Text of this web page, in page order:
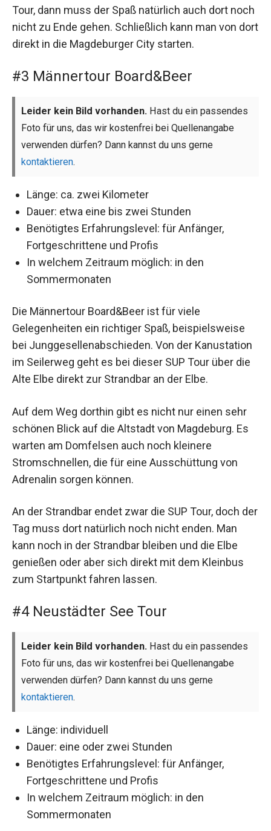
Tour, dann muss der Spaß natürlich auch dort noch
nicht zu Ende gehen. Schließlich kann man von dort
direkt in die Magdeburger City starten.
#3 Männertour Board&Beer
Leider kein Bild vorhanden. Hast du ein passendes
Foto für uns, das wir kostenfrei bei Quellenangabe
verwenden dürfen? Dann kannst du uns gerne
kontaktieren.
Länge: ca. zwei Kilometer
Dauer: etwa eine bis zwei Stunden
Benötigtes Erfahrungslevel: für Anfänger,
Fortgeschrittene und Profis
In welchem Zeitraum möglich: in den
Sommermonaten
Die Männertour Board&Beer ist für viele
Gelegenheiten ein richtiger Spaß, beispielsweise
bei Junggesellenabschieden. Von der Kanustation
im Seilerweg geht es bei dieser SUP Tour über die
Alte Elbe direkt zur Strandbar an der Elbe.
Auf dem Weg dorthin gibt es nicht nur einen sehr
schönen Blick auf die Altstadt von Magdeburg. Es
warten am Domfelsen auch noch kleinere
Stromschnellen, die für eine Ausschüttung von
Adrenalin sorgen können.
An der Strandbar endet zwar die SUP Tour, doch der
Tag muss dort natürlich noch nicht enden. Man
kann noch in der Strandbar bleiben und die Elbe
genießen oder aber sich direkt mit dem Kleinbus
zum Startpunkt fahren lassen.
#4 Neustädter See Tour
Leider kein Bild vorhanden. Hast du ein passendes
Foto für uns, das wir kostenfrei bei Quellenangabe
verwenden dürfen? Dann kannst du uns gerne
kontaktieren.
Länge: individuell
Dauer: eine oder zwei Stunden
Benötigtes Erfahrungslevel: für Anfänger,
Fortgeschrittene und Profis
In welchem Zeitraum möglich: in den
Sommermonaten